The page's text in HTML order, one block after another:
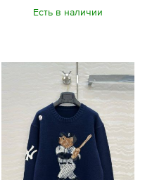
Есть в наличии